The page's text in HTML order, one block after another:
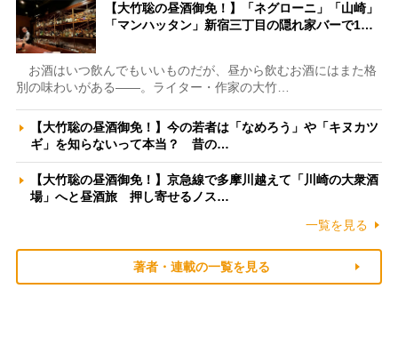
【大竹聡の昼酒御免！】「ネグローニ」「山崎」
「マンハッタン」新宿三丁目の隠れ家バーで1…
お酒はいつ飲んでもいいものだが、昼から飲むお酒にはまた格
別の味わいがある――。ライター・作家の大竹…
【大竹聡の昼酒御免！】今の若者は「なめろう」や「キヌカツ
ギ」を知らないって本当？ 昔の…
【大竹聡の昼酒御免！】京急線で多摩川越えて「川崎の大衆酒
場」へと昼酒旅 押し寄せるノス…
一覧を見る
著者・連載の一覧を見る